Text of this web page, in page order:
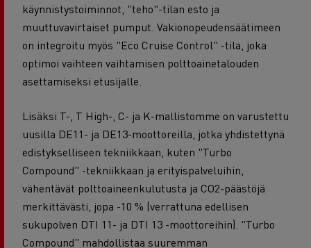
käynnistystoiminnot, "teho"-tilan esto ja
muuttuvavirtaiset pumput. Vakionopeudensäätimeen
on integroitu myös "Eco Cruise Control" -tila, joka
optimoi vaihteen vaihtamisen polttoainetalouden
asettamiseksi etusijalle.
Lisäksi T-, T High-, C- ja K-mallistomme on varustettu
uusilla DE11- ja DE13-moottoreilla, jotka yhdistettynä
edistykselliseen tekniikkaan, kuten "Turbo
Compound" -tekniikkaan ja erityispalveluihin,
vähentävät polttoaineenkulutusta ja CO2-päästöjä
merkittävästi, jopa -10 % (verrattuna edellisen
sukupolven DTI 11- ja DTI 13 -moottoreihin). "Turbo
Compound" mahdollistaa suuremman